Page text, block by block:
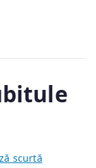
scurtă